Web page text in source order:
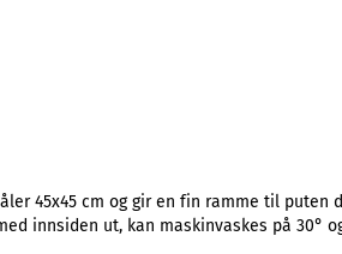
45x45 cm og gir en fin ramme til
innsiden ut, kan maskinvaskes på 30°